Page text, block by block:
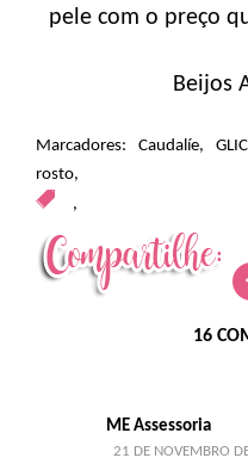
pele com o preço
Beijos
Marcadores: Caudalíe,
rosto,
,
16
ME Assessoria
21 DE NOVEMBRO